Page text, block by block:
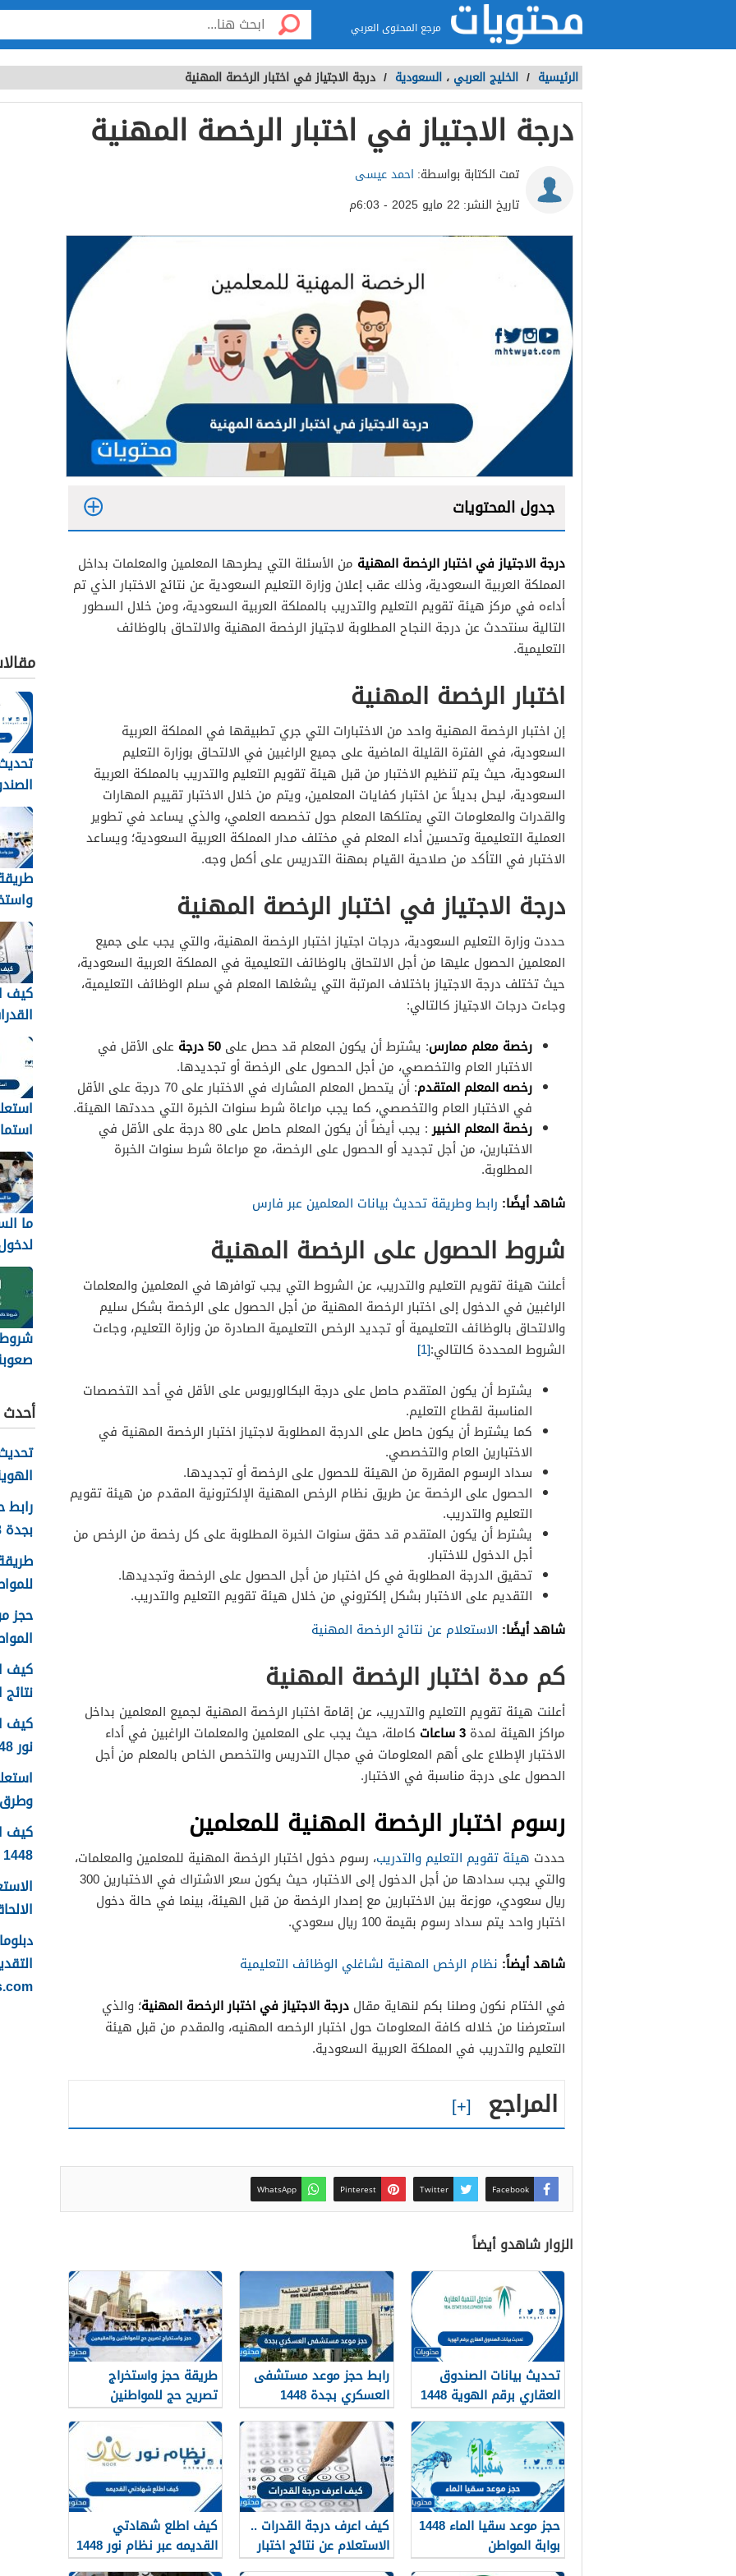
مرجع المحتوى العربي
الرئيسية / الخليج العربي ، السعودية / درجة الاجتياز في اختبار الرخصة المهنية
درجة الاجتياز في اختبار الرخصة المهنية
تمت الكتابة بواسطة: احمد عيسى
تاريخ النشر: 22 مايو 2025 - 6:03م
جدول المحتويات
درجة الاجتياز في اختبار الرخصة المهنية من الأسئلة التي يطرحها المعلمين والمعلمات بداخل
المملكة العربية السعودية، وذلك عقب إعلان وزارة التعليم السعودية عن نتائج الاختبار الذي تم
أداءه في مركز هيئة تقويم التعليم والتدريب بالمملكة العربية السعودية، ومن خلال السطور
التالية سنتحدث عن درجة النجاح المطلوبة لاجتياز الرخصة المهنية والالتحاق بالوظائف
التعليمية.
اختبار الرخصة المهنية
إن اختبار الرخصة المهنية واحد من الاختبارات التي جري تطبيقها في المملكة العربية
السعودية، في الفترة القليلة الماضية على جميع الراغبين في الالتحاق بوزارة التعليم
السعودية، حيث يتم تنظيم الاختبار من قبل هيئة تقويم التعليم والتدريب بالمملكة العربية
السعودية، ليحل بديلاً عن اختبار كفايات المعلمين، ويتم من خلال الاختبار تقييم المهارات
والقدرات والمعلومات التي يمتلكها المعلم حول تخصصه العلمي، والذي يساعد في تطوير
العملية التعليمية وتحسين أداء المعلم في مختلف مدار المملكة العربية السعودية؛ ويساعد
الاختبار في التأكد من صلاحية القيام بمهنة التدريس على أكمل وجه.
درجة الاجتياز في اختبار الرخصة المهنية
حددت وزارة التعليم السعودية، درجات اجتياز اختبار الرخصة المهنية، والتي يجب على جميع
المعلمين الحصول عليها من أجل الالتحاق بالوظائف التعليمية في المملكة العربية السعودية،
حيث تختلف درجة الاجتياز باختلاف المرتبة التي يشغلها المعلم في سلم الوظائف التعليمية،
وجاءت درجات الاجتياز كالتالي:
رخصة معلم ممارس: يشترط أن يكون المعلم قد حصل على 50 درجة
على الأقل في
الاختبار العام والتخصصي، من أجل الحصول على الرخصة أو تجديدها.
رخصه المعلم المتقدم
: أن يتحصل المعلم المشارك في الاختبار على 70 درجة على الأقل
في الاختبار العام والتخصصي، كما يجب مراعاة شرط سنوات الخبرة التي حددتها الهيئة.
رخصة المعلم الخبير
: يجب أيضاً أن يكون المعلم حاصل على 80 درجة على الأقل في
الاختبارين، من أجل تجديد أو الحصول على الرخصة، مع مراعاة شرط سنوات الخبرة
المطلوبة.
شاهد أيضًا: رابط وطريقة تحديث بيانات المعلمين عبر فارس
شروط الحصول على الرخصة المهنية
أعلنت هيئة تقويم التعليم والتدريب، عن الشروط التي يجب توافرها في المعلمين والمعلمات
الراغبين في الدخول إلى اختبار الرخصة المهنية من أجل الحصول على الرخصة بشكل سليم
والالتحاق بالوظائف التعليمية أو تجديد الرخص التعليمية الصادرة من وزارة التعليم، وجاءت
الشروط المحددة كالتالي:[1]
يشترط أن يكون المتقدم حاصل على درجة البكالوريوس على الأقل في أحد التخصصات
المناسبة لقطاع التعليم.
كما يشترط أن يكون حاصل على الدرجة المطلوبة لاجتياز اختبار الرخصة المهنية في
الاختبارين العام والتخصصي.
سداد الرسوم المقررة من الهيئة للحصول على الرخصة أو تجديدها.
الحصول على الرخصة عن طريق نظام الرخص المهنية الإلكترونية المقدم من هيئة تقويم
التعليم والتدريب.
يشترط أن يكون المتقدم قد حقق سنوات الخبرة المطلوبة على كل رخصة من الرخص من
أجل الدخول للاختبار.
تحقيق الدرجة المطلوبة في كل اختبار من أجل الحصول على الرخصة وتجديدها.
التقديم على الاختبار بشكل إلكتروني من خلال هيئة تقويم التعليم والتدريب.
شاهد أيضًا: الاستعلام عن نتائج الرخصة المهنية
كم مدة اختبار الرخصة المهنية
أعلنت هيئة تقويم التعليم والتدريب، عن إقامة اختبار الرخصة المهنية لجميع المعلمين بداخل
مراكز الهيئة لمدة 3 ساعات
كاملة، حيث يجب على المعلمين والمعلمات الراغبين في أداء
الاختبار الإطلاع على أهم المعلومات في مجال التدريس والتخصص الخاص بالمعلم من أجل
الحصول على درجة مناسبة في الاختبار.
رسوم اختبار الرخصة المهنية للمعلمين
حددت هيئة تقويم التعليم والتدريب، رسوم دخول اختبار الرخصة المهنية للمعلمين والمعلمات،
والتي يجب سدادها من أجل الدخول إلى الاختبار، حيث يكون سعر الاشتراك في الاختبارين 300
ريال سعودي، موزعة بين الاختبارين مع إصدار الرخصة من قبل الهيئة، بينما في حالة دخول
اختبار واحد يتم سداد رسوم بقيمة 100 ريال سعودي.
شاهد أيضاً: نظام الرخص المهنية لشاغلي الوظائف التعليمية
في الختام نكون وصلنا بكم لنهاية مقال درجة الاجتياز في اختبار الرخصة المهنية؛ والذي
استعرضنا من خلاله كافة المعلومات حول اختبار الرخصه المهنيه، والمقدم من قبل هيئة
التعليم والتدريب في المملكة العربية السعودية.
المراجع
Facebook
Twitter
Pinterest
WhatsApp
الزوار شاهدو أيضاً
تحديث بيانات الصندوق
العقاري برقم الهوية 1448
الرابط والخطوات
رابط حجز موعد مستشفى
العسكري بجدة 1448
طريقة حجز واستخراج
تصريح حج للمواطنين
والمقيمين 1448
حجز موعد سقيا الماء 1448
بوابة المواطن
كيف اعرف درجة القدرات ..
الاستعلام عن نتائج اختبار
القدرات 1448
كيف اطلع شهادتي
القديمه عبر نظام نور 1448
حج
كيف
1448
ما
1448
شروط
أحدث
الهوية 1448
بجدة 1448
كيف
نتائج
كيف
نور 1448
كيف
1448